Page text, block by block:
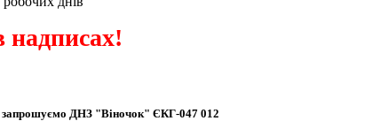
надписах!
запрошуємо ДНЗ "Віночок" ЄКГ-047 012